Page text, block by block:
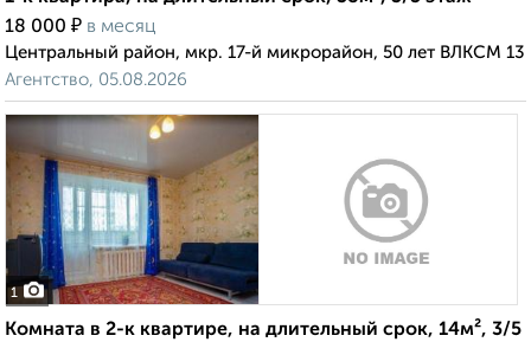
18 000 ₽ в месяц
Центральный район, мкр. 17-й микрорайон, 50 лет ВЛКСМ 13
Агентство, 05.08.2026
1
Комната в 2-к квартире, на длительный срок, 14м², 3/5